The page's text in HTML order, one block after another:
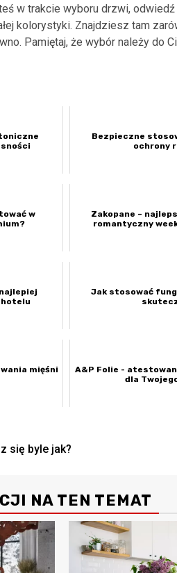
w trakcie wyboru drzwi,
kolorystyki. Znajdziesz tam
Pamiętaj, że wybór należy do
Bezpieczne
ochrony
w
Zakopane –
romantyczny
hotelu
Jak stosować
mięśni
A&P Folie -
dla
się byle jak?
NA TEN TEMAT